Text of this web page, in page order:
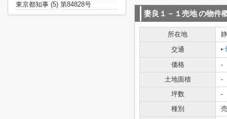
妻良１－１売地の物件
所在地
交通
価格
-
土地面積
-
坪数
-
種別
東京都知事 (5) 第84828号